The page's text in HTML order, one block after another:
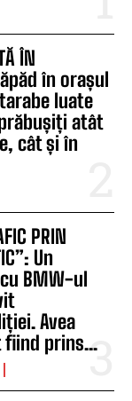
ÎN
în orașul
luate
atât
cât și în
PRIN
Un
BMW-ul
Avea
prins...